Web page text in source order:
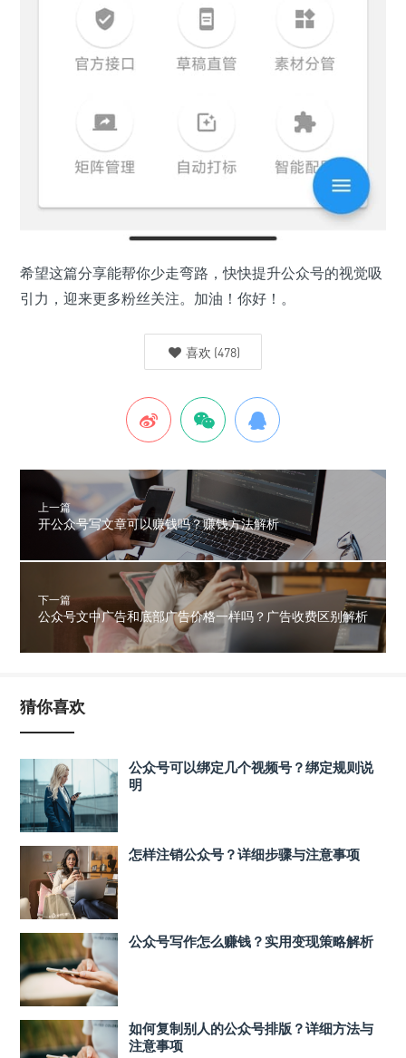
希望这篇分享能帮你少走弯路，快快提升公众号的视觉吸
引力，迎来更多粉丝关注。加油！你好！。
喜欢 (478)
上一篇
开公众号写文章可以赚钱吗？赚钱方法解析
下一篇
公众号文中广告和底部广告价格一样吗？广告收费区别解析
猜你喜欢
公众号可以绑定几个视频号？绑定规则说
明
怎样注销公众号？详细步骤与注意事项
公众号写作怎么赚钱？实用变现策略解析
如何复制别人的公众号排版？详细方法与
注意事项